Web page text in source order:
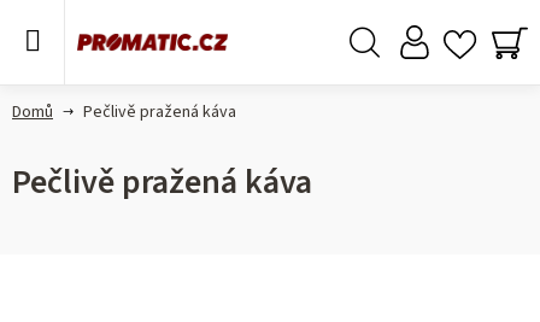
Domů Pečlivě pražená káva
Pečlivě pražená káva